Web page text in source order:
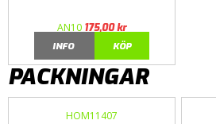
AN10 175,00kr
INFO
KÖP
PACKNINGAR
HOM11407